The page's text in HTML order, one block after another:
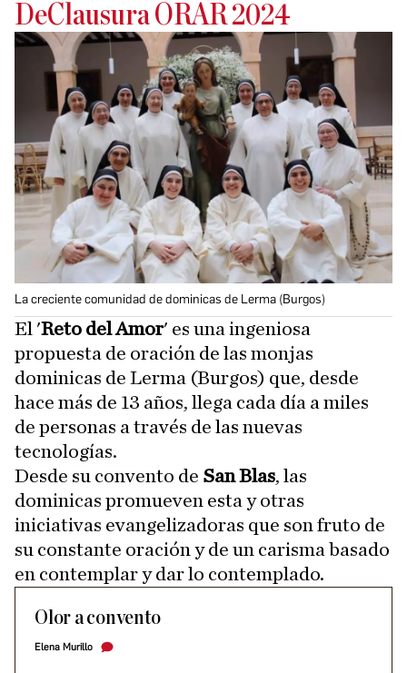
DeClausura ORAR 2024
La creciente comunidad de dominicas de Lerma (Burgos)
El 'Reto del Amor' es una ingeniosa
propuesta de oración de las monjas
dominicas de Lerma (Burgos) que, desde
hace más de 13 años, llega cada día a miles
de personas a través de las nuevas
tecnologías.
Desde su convento de San Blas, las
dominicas promueven esta y otras
iniciativas evangelizadoras que son fruto de
su constante oración y de un carisma basado
en contemplar y dar lo contemplado.
Olor a convento
Elena Murillo